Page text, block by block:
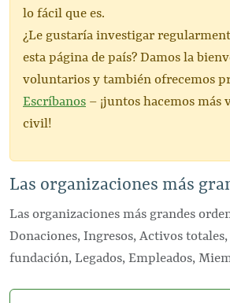
lo fácil que es.
¿Le gustaría investigar
esta página de país? Damos la
voluntarios y también ofrecemos
Escríbanos – ¡juntos hacemos más
civil!
Las organizaciones más
Las organizaciones más grandes
Donaciones, Ingresos, Activos
fundación, Legados, Empleados,